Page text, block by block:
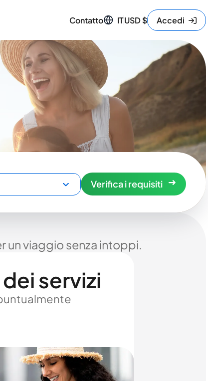
Contatto ITUSD$ Accedi
Verifica i requisiti
un viaggio senza intoppi.
servizi